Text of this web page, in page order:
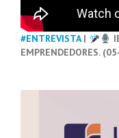
#ENTREVISTA|
EMPRENDEDORES.